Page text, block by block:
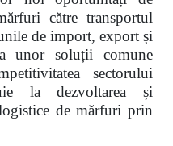
către transportul
de import, export și
unor soluții comune
sectorului
la dezvoltarea și
de mărfuri prin